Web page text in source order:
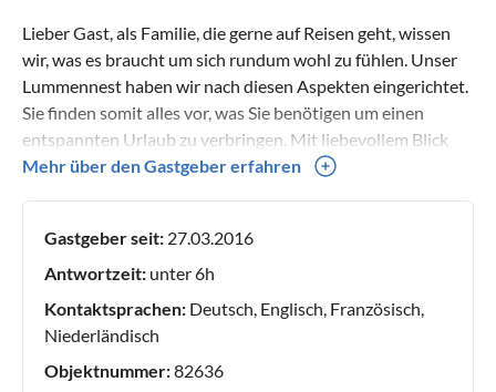
Lieber Gast, als Familie, die gerne auf Reisen geht, wissen
wir, was es braucht um sich rundum wohl zu fühlen. Unser
Lummennest haben wir nach diesen Aspekten eingerichtet.
Sie finden somit alles vor, was Sie benötigen um einen
entspannten Urlaub zu verbringen. Mit liebevollem Blick
zum Detail sind wir ständig bemüht, unseren Gästen alle
genügend Teller, Gläser für alle Gelegenheiten , große
Schüsseln, einen Mixer und vernünftige Pfannen ebenso
Gäste vorfinden. Spiele, Strandwindschutz, ein Strandstuhl
Equipment. Unsere drei Jungen geben uns immer wieder
Mehr über den Gastgeber erfahren
Gastgeber seit: 27.03.2016
Antwortzeit: unter 6h
Kontaktsprachen: Deutsch, Englisch, Französisch,
Niederländisch
Objektnummer:82636